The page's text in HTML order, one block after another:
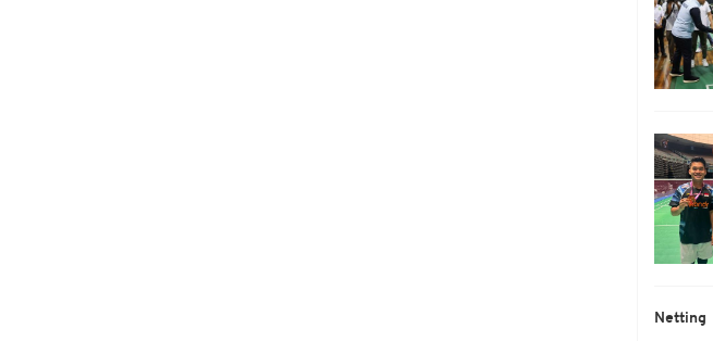
Netting